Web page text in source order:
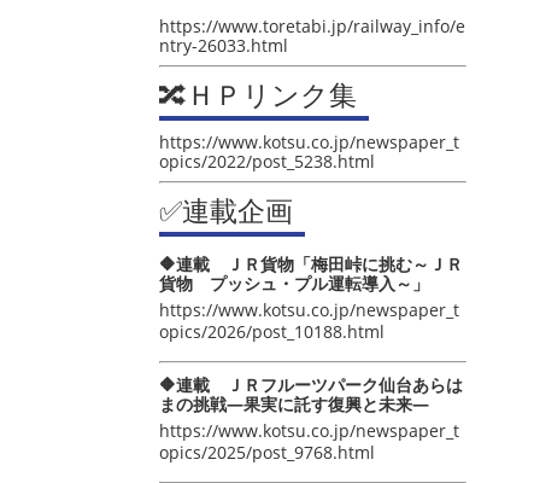
https://www.toretabi.jp/railway_info/e
ntry-26033.html
🔀ＨＰリンク集
https://www.kotsu.co.jp/newspaper_t
opics/2022/post_5238.html
✅連載企画
🔶連載 ＪＲ貨物「梅田峠に挑む～ＪＲ
貨物 プッシュ・プル運転導入～」
https://www.kotsu.co.jp/newspaper_t
opics/2026/post_10188.html
🔶連載 ＪＲフルーツパーク仙台あらは
まの挑戦―果実に託す復興と未来―
https://www.kotsu.co.jp/newspaper_t
opics/2025/post_9768.html